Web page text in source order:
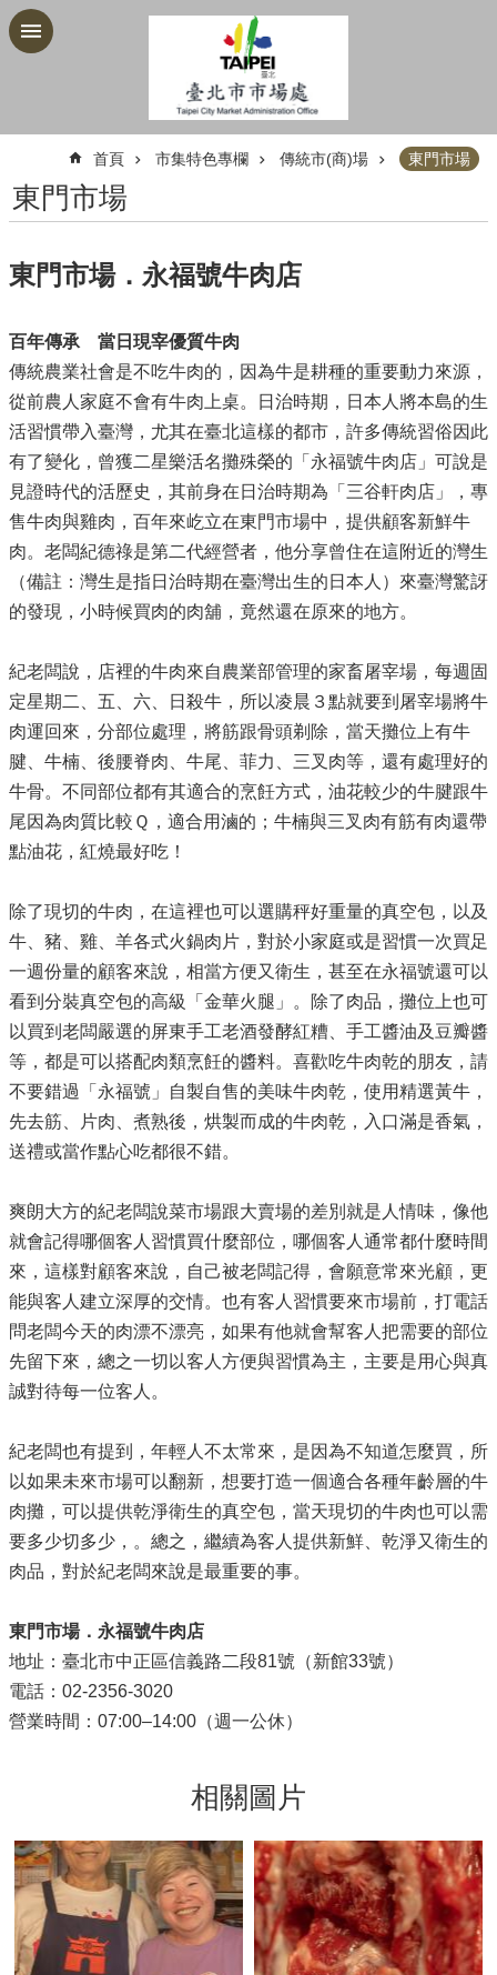
跳到主要內容區塊
首頁 市集特色專欄 傳統市(商)場 東門市場
東門市場
東門市場．永福號牛肉店
百年傳承 當日現宰優質牛肉
傳統農業社會是不吃牛肉的，因為牛是耕種的重要動力來源，
從前農人家庭不會有牛肉上桌。日治時期，日本人將本島的生
活習慣帶入臺灣，尤其在臺北這樣的都市，許多傳統習俗因此
有了變化，曾獲二星樂活名攤殊榮的「永福號牛肉店」可說是
見證時代的活歷史，其前身在日治時期為「三谷軒肉店」，專
售牛肉與雞肉，百年來屹立在東門市場中，提供顧客新鮮牛
肉。老闆紀德祿是第二代經營者，他分享曾住在這附近的灣生
（備註：灣生是指日治時期在臺灣出生的日本人）來臺灣驚訝
的發現，小時候買肉的肉舖，竟然還在原來的地方。
紀老闆說，店裡的牛肉來自農業部管理的家畜屠宰場，每週固
定星期二、五、六、日殺牛，所以凌晨３點就要到屠宰場將牛
肉運回來，分部位處理，將筋跟骨頭剃除，當天攤位上有牛
腱、牛楠、後腰脊肉、牛尾、菲力、三叉肉等，還有處理好的
牛骨。不同部位都有其適合的烹飪方式，油花較少的牛腱跟牛
尾因為肉質比較Ｑ，適合用滷的；牛楠與三叉肉有筋有肉還帶
點油花，紅燒最好吃！
除了現切的牛肉，在這裡也可以選購秤好重量的真空包，以及
牛、豬、雞、羊各式火鍋肉片，對於小家庭或是習慣一次買足
一週份量的顧客來說，相當方便又衛生，甚至在永福號還可以
看到分裝真空包的高級「金華火腿」。除了肉品，攤位上也可
以買到老闆嚴選的屏東手工老酒發酵紅糟、手工醬油及豆瓣醬
等，都是可以搭配肉類烹飪的醬料。喜歡吃牛肉乾的朋友，請
不要錯過「永福號」自製自售的美味牛肉乾，使用精選黃牛，
先去筋、片肉、煮熟後，烘製而成的牛肉乾，入口滿是香氣，
送禮或當作點心吃都很不錯。
爽朗大方的紀老闆說菜市場跟大賣場的差別就是人情味，像他
就會記得哪個客人習慣買什麼部位，哪個客人通常都什麼時間
來，這樣對顧客來說，自己被老闆記得，會願意常來光顧，更
能與客人建立深厚的交情。也有客人習慣要來市場前，打電話
問老闆今天的肉漂不漂亮，如果有他就會幫客人把需要的部位
先留下來，總之一切以客人方便與習慣為主，主要是用心與真
誠對待每一位客人。
紀老闆也有提到，年輕人不太常來，是因為不知道怎麼買，所
以如果未來市場可以翻新，想要打造一個適合各種年齡層的牛
肉攤，可以提供乾淨衛生的真空包，當天現切的牛肉也可以需
要多少切多少，。總之，繼續為客人提供新鮮、乾淨又衛生的
肉品，對於紀老闆來說是最重要的事。
東門市場．永福號牛肉店
地址：臺北市中正區信義路二段81號（新館33號）
電話：02-2356-3020
營業時間：07:00–14:00（週一公休）
相關圖片